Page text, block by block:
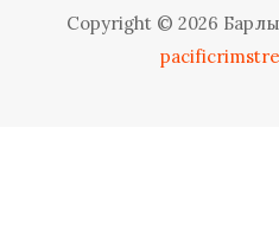
Copyright © 2026 Барлық